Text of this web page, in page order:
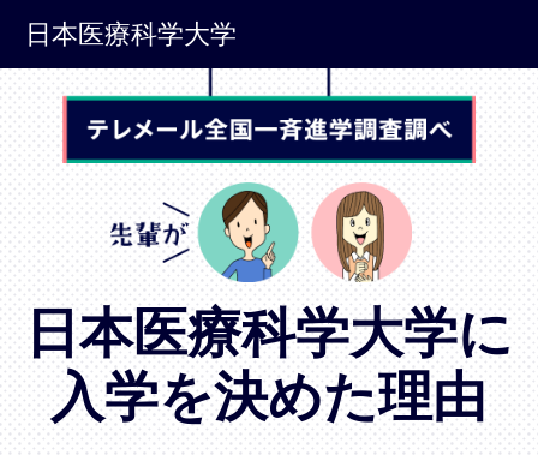
日本医療科学大学
日本医療科学大学に
入学を決めた理由